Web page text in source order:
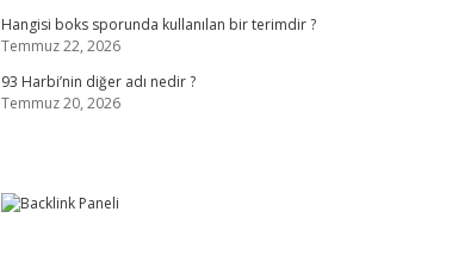
Hangisi boks sporunda kullanılan bir terimdir ?
Temmuz 22, 2026
93 Harbi’nin diğer adı nedir ?
Temmuz 20, 2026